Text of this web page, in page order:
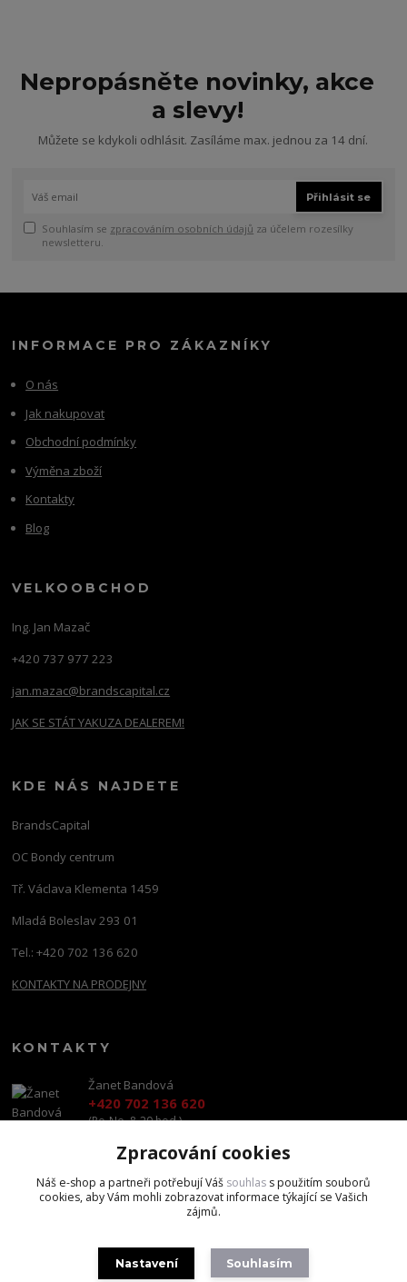
Nepropásněte novinky, akce
a slevy!
Můžete se kdykoli odhlásit. Zasíláme max. jednou za 14 dní.
Přihlásit se
Souhlasím se zpracováním osobních údajů za účelem rozesílky
newsletteru.
INFORMACE PRO ZÁKAZNÍKY
O nás
Jak nakupovat
Obchodní podmínky
Výměna zboží
Kontakty
Blog
VELKOOBCHOD
Ing. Jan Mazač
+420 737 977 223
jan.mazac@brandscapital.cz
JAK SE STÁT YAKUZA DEALEREM!
KDE NÁS NAJDETE
BrandsCapital
OC Bondy centrum
Tř. Václava Klementa 1459
Mladá Boleslav 293 01
Tel.: +420 702 136 620
KONTAKTY NA PRODEJNY
KONTAKTY
Žanet Bandová
+420 702 136 620
(Po-Ne, 8-20 hod.)
shop@brandscapital.cz
Zpracování cookies
Náš e-shop a partneři potřebují Váš souhlas s použitím souborů
cookies, aby Vám mohli zobrazovat informace týkající se Vašich
zájmů.
Nastavení Souhlasím